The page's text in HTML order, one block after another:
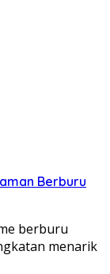
Berburu
berburu
menarik